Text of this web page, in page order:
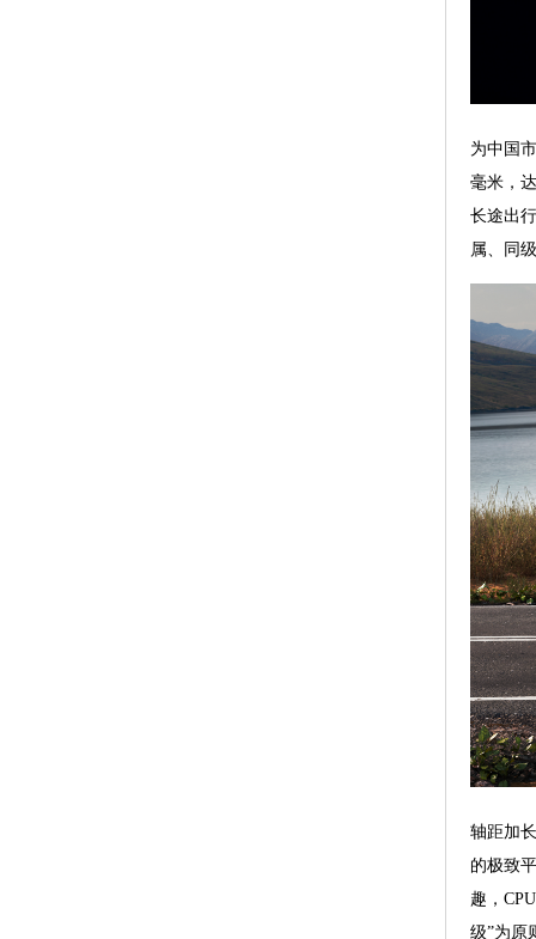
为中国
毫米，
长途出
属、同
轴距加
的极致
趣，
级”为原